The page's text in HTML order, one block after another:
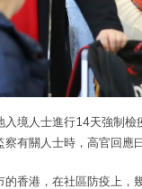
境人士進行14天強制
有關人士時，高官回
香港，在社區防疫上